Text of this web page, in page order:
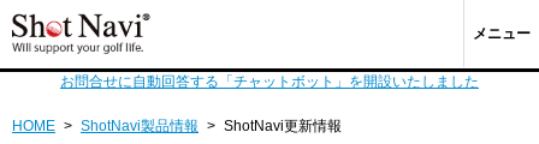
メニュー
お問合せに自動回答する「チャットボット」を開設いたしました
HOME > ShotNavi製品情報 > ShotNavi更新情報